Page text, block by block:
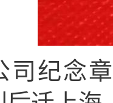
司纪念